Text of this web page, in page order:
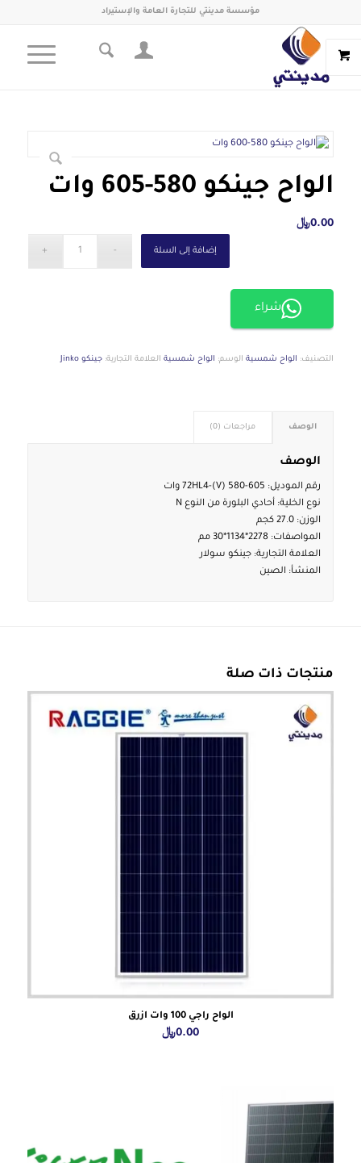
مؤسسة مدينتي للتجارة العامة والإستيراد
الواح جينكو 580-605 وات
0.00﷼
إضافة إلى السلة
شراء
التصنيف: الواح شمسية الوسم: الواح شمسية العلامة التجارية: جينكو Jinko
الوصف مراجعات (0)
الوصف
رقم الموديل: 72HL4-(V) 580-605 وات
نوع الخلية: أحادي البلورة من النوع N
الوزن: 27.0 كجم
المواصفات: 2278*1134*30 مم
العلامة التجارية: جينكو سولار
المنشأ: الصين
منتجات ذات صلة
الواح راجي 100 وات ازرق
0.00﷼